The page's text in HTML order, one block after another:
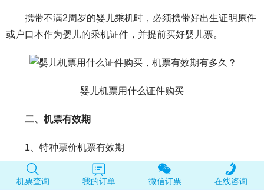
携带不满2周岁的婴儿乘机时，必须携带好出生证明原件
或户口本作为婴儿的乘机证件，并提前买好婴儿票。
婴儿机票用什么证件购买
二、机票有效期
1、特种票价机票有效期
特种票价的客票有效期，按该票价使用条件规定计算。
机票查询 我的订单 微信订票 在线咨询